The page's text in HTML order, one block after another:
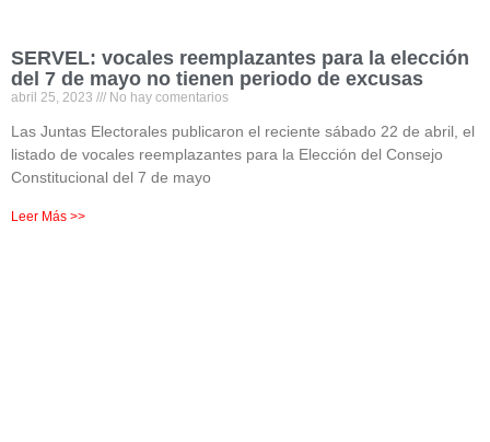
SERVEL: vocales reemplazantes para la elección
del 7 de mayo no tienen periodo de excusas
abril 25, 2023 No hay comentarios
Las Juntas Electorales publicaron el reciente sábado 22 de abril, el
listado de vocales reemplazantes para la Elección del Consejo
Constitucional del 7 de mayo
Leer Más >>